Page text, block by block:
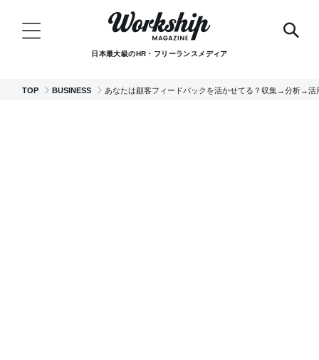
日本最大級のHR・フリーランスメディア
TOP BUSINESS あなたは顧客フィードバックを活かせてる？収集→分析→活